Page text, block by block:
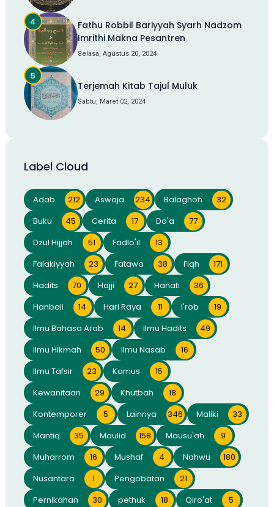
Fathu Robbil Bariyyah Syarh Nadzom
Imrithi Makna Pesantren
Selasa, Agustus 20, 2024
Terjemah Kitab Tajul Muluk
Sabtu, Maret 02, 2024
Label Cloud
Adab 212 Aswaja 234 Balaghoh
32
Buku
45 Cerita 17 Do'a
77
Dzul Hijjah
51 Fadlo'il
13
Falakiyyah
23 Fatawa 38 Fiqh
171
Hadits
70 Hajji 27 Hanafi
36
Hanbali
14 Hari Raya 11 I'rob
19
Ilmu Bahasa Arab
14 Ilmu Hadits
49
Ilmu Hikmah
50 Ilmu Nasab
16
Ilmu Tafsir
23 Kamus
15
Kewanitaan
29 Khutbah
18
Kontemporer
5 Lainnya 346 Maliki
33
Mantiq
35 Maulid 158 Mausu'ah
9
Muharrom
16 Mushaf 4 Nahwu
180
Nusantara
1 Pengobatan
21
Pernikahan
30 pethuk 18 Qiro'at
5